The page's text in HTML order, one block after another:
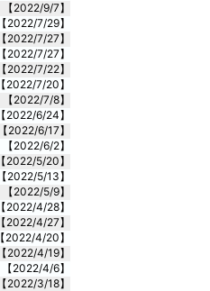
【2022/9/7】
【2022/7/29】
【2022/7/27】
【2022/7/27】
【2022/7/22】
【2022/7/20】
【2022/7/8】
【2022/6/24】
【2022/6/17】
【2022/6/2】
【2022/5/20】
【2022/5/13】
【2022/5/9】
【2022/4/28】
【2022/4/27】
【2022/4/20】
【2022/4/19】
【2022/4/6】
【2022/3/18】